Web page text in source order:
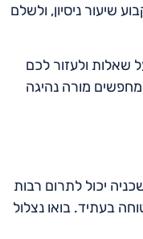
שיעור ניסיון, ולשלם
שאלות ולעזור לכם
מורה נהיגה
יכול לתרום רבות
בעתיד. בואו נצלול